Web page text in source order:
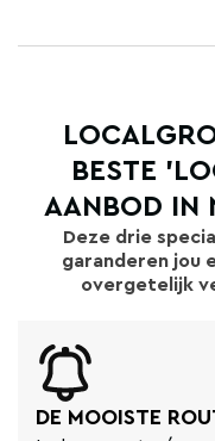
BESTE
AANBOD IN
Deze drie
garanderen jou
overgetelijk
DE MOOISTE